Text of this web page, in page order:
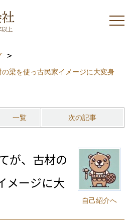
梁を使っ古民家イメージに大変身
一覧 次の記事
自己紹介へ
が、古材の
メージに大